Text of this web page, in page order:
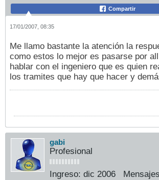
Compartir
17/01/2007, 08:35
Me llamo bastante la atención la
como estos lo mejor es pasarse por
hablar con el ingeniero que es quien
los tramites que hay que hacer y
gabi
Profesional
Ingreso: dic 2006